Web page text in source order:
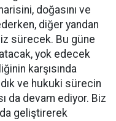
doğasını ve
diğer yandan
sürecek. Bu güne
yok edecek
karşısında
ve hukuki sürecin
da devam ediyor. Biz
da geliştirerek